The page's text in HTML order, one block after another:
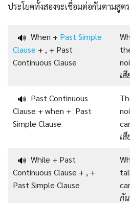
ประโยคทั้งสองจะเชื่อมต่อกันตามสูต
🔊 When + Past Simple
Clause + , + Past
Continuous Clause
เสี
🔊 Past Continuous
Clause + when + Past
Simple Clause
เสี
🔊 While + Past
Continuous Clause + , +
Past Simple Clause
กั